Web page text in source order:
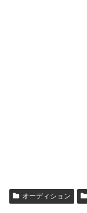
オーディション